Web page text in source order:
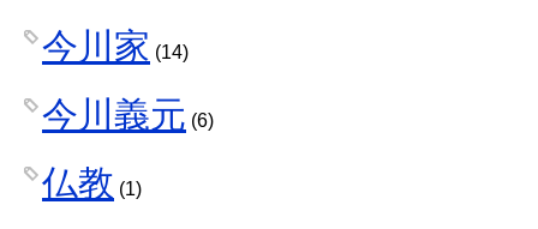
今川家 (14)
今川義元 (6)
仏教 (1)